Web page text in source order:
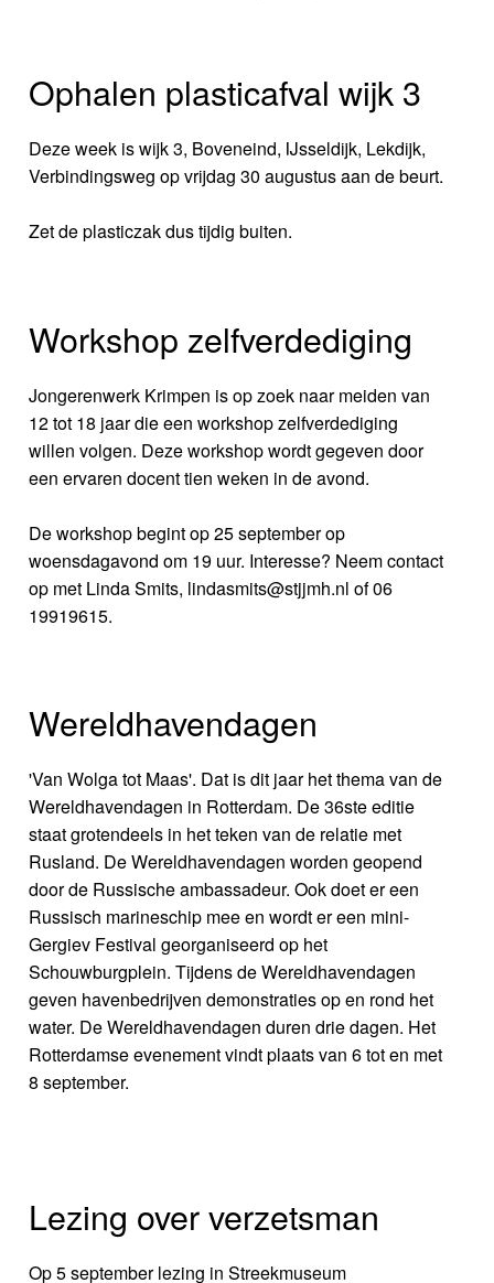
Ophalen plasticafval wijk 3
Deze week is wijk 3, Boveneind, IJsseldijk, Lekdijk,
Verbindingsweg op vrijdag 30 augustus aan de beurt.
Zet de plasticzak dus tijdig buiten.
Workshop zelfverdediging
Jongerenwerk Krimpen is op zoek naar meiden van
12 tot 18 jaar die een workshop zelfverdediging
willen volgen. Deze workshop wordt gegeven door
een ervaren docent tien weken in de avond.
De workshop begint op 25 september op
woensdagavond om 19 uur. Interesse? Neem contact
op met Linda Smits, lindasmits@stjjmh.nl of 06
19919615.
Wereldhavendagen
'Van Wolga tot Maas'. Dat is dit jaar het thema van de
Wereldhavendagen in Rotterdam. De 36ste editie
staat grotendeels in het teken van de relatie met
Rusland. De Wereldhavendagen worden geopend
door de Russische ambassadeur. Ook doet er een
Russisch marineschip mee en wordt er een mini-
Gergiev Festival georganiseerd op het
Schouwburgplein. Tijdens de Wereldhavendagen
geven havenbedrijven demonstraties op en rond het
water. De Wereldhavendagen duren drie dagen. Het
Rotterdamse evenement vindt plaats van 6 tot en met
8 september.
Lezing over verzetsman
Op 5 september lezing in Streekmuseum